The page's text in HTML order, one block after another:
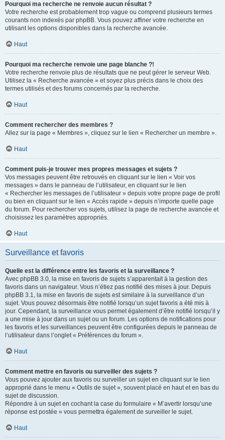
Pourquoi ma recherche ne renvoie aucun résultat ?
Votre recherche est probablement trop vague ou comprend plusieurs termes
courants non indexés par phpBB. Vous pouvez affiner votre recherche en
utilisant les options disponibles dans la recherche avancée.
Haut
Pourquoi ma recherche renvoie une page blanche ?!
Votre recherche renvoie plus de résultats que ne peut gérer le serveur Web.
Utilisez la « Recherche avancée » et soyez plus précis dans le choix des
termes utilisés et des forums concernés par la recherche.
Haut
Comment rechercher des membres ?
Allez sur la page « Membres », cliquez sur le lien « Rechercher un membre ».
Haut
Comment puis-je trouver mes propres messages et sujets ?
Vos messages peuvent être retrouvés en cliquant sur le lien « Voir vos
messages » dans le panneau de l’utilisateur, en cliquant sur le lien
« Rechercher les messages de l’utilisateur » depuis votre propre page de profil
ou bien en cliquant sur le lien « Accès rapide » depuis n’importe quelle page
du forum. Pour rechercher vos sujets, utilisez la page de recherche avancée et
choisissez les paramètres appropriés.
Haut
Surveillance et favoris
Quelle est la différence entre les favoris et la surveillance ?
Avec phpBB 3.0, la mise en favoris de sujets s’apparentait à la gestion des
favoris dans un navigateur. Vous n’étiez pas notifié des mises à jour. Depuis
phpBB 3.1, la mise en favoris de sujets est similaire à la surveillance d’un
sujet. Vous pouvez désormais être notifié lorsqu’un sujet favoris a été mis à
jour. Cependant, la surveillance vous permet également d’être notifié lorsqu’il y
a une mise à jour dans un sujet ou un forum. Les options de notifications pour
les favoris et les surveillances peuvent être configurées depuis le panneau de
l’utilisateur dans l’onglet « Préférences du forum ».
Haut
Comment mettre en favoris ou surveiller des sujets ?
Vous pouvez ajouter aux favoris ou surveiller un sujet en cliquant sur le lien
approprié dans le menu « Outils de sujet », souvent placé en haut et en bas du
sujet de discussion.
Répondre à un sujet en cochant la case du formulaire « M’avertir lorsqu’une
réponse est postée » vous permettra également de surveiller le sujet.
Haut